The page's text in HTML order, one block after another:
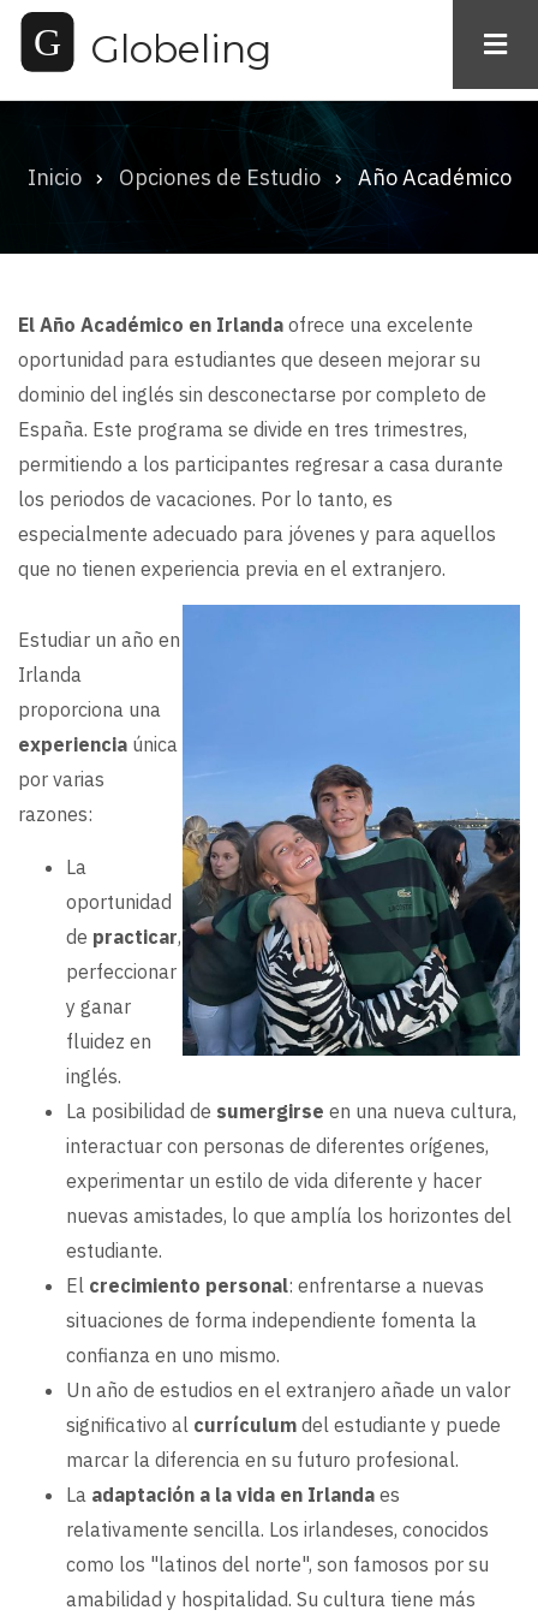
Pasar
principal
Globeling
Ruta
Inicio Opciones de Estudio Año Académico
El Año Académico en Irlanda ofrece una excelente
oportunidad para estudiantes que deseen mejorar su
dominio del inglés sin desconectarse por completo de
España. Este programa se divide en tres trimestres,
permitiendo a los participantes regresar a casa durante
los periodos de vacaciones. Por lo tanto, es
especialmente adecuado para jóvenes y para aquellos
que no tienen experiencia previa en el extranjero.
Estudiar un año en
Irlanda
proporciona una
experiencia única
por varias
razones:
La
oportunidad
de practicar,
perfeccionar
y ganar
fluidez en
inglés.
La posibilidad de sumergirse en una nueva cultura,
interactuar con personas de diferentes orígenes,
experimentar un estilo de vida diferente y hacer
nuevas amistades, lo que amplía los horizontes del
estudiante.
El crecimiento personal: enfrentarse a nuevas
situaciones de forma independiente fomenta la
confianza en uno mismo.
Un año de estudios en el extranjero añade un valor
significativo al currículum del estudiante y puede
marcar la diferencia en su futuro profesional.
La adaptación a la vida en Irlanda es
relativamente sencilla. Los irlandeses, conocidos
como los "latinos del norte", son famosos por su
amabilidad y hospitalidad. Su cultura tiene más